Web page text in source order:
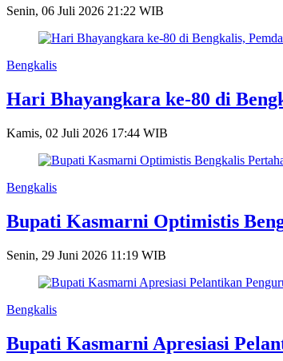
Senin, 06 Juli 2026 21:22 WIB
Bengkalis
Hari Bhayangkara ke-80 di
Kamis, 02 Juli 2026 17:44 WIB
Bengkalis
Bupati Kasmarni Optimistis
Senin, 29 Juni 2026 11:19 WIB
Bengkalis
Bupati Kasmarni Apresiasi